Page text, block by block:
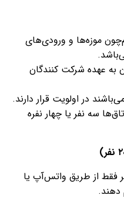
موزه‌ها و ورودی‌های
به عهده شرکت کنندگان
در اولویت قرار دارند.
سه نفر یا چهار نفره
فقط از طریق واتس‌آپ یا